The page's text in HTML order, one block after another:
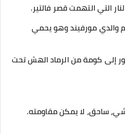
التي التهمت قصر فالتير.
والدي مورفيند وهو يحمي
إلى كومة من الرماد الهش تحت
ساحق، لا يمكن مقاومته.